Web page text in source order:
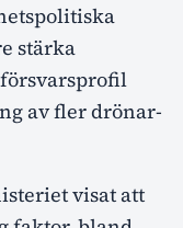
stärka
av fler drönar-
visat att